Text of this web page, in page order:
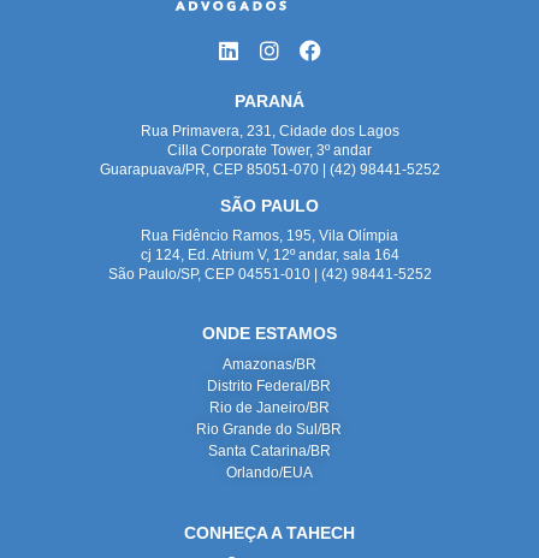
PARANÁ
Rua Primavera, 231, Cidade dos Lagos
Cilla Corporate Tower, 3º andar
Guarapuava/PR, CEP 85051-070 | (42) 98441-5252
SÃO PAULO
Rua Fidêncio Ramos, 195, Vila Olímpia
cj 124, Ed. Atrium V, 12º andar, sala 164
São Paulo/SP, CEP 04551-010 | (42) 98441-5252
ONDE ESTAMOS
Amazonas/BR
Distrito Federal/BR
Rio de Janeiro/BR
Rio Grande do Sul/BR
Santa Catarina/BR
Orlando/EUA
CONHEÇA A TAHECH